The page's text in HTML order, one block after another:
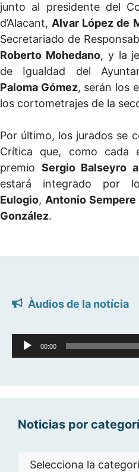
junto al presidente del
d’Alacant, Alvar López de
Secretariado de
Roberto Mohedano, y la
de Igualdad del
Paloma Gómez, serán los
los cortometrajes de la
Por último, los jurados se
Crítica que, como cada
premio Sergio Balseyro
estará integrado por
Eulogio, Antonio Sempere
González.
Àudios de la notícia
Reproductor
d'àudio
00:00
Noticias por
Noticias